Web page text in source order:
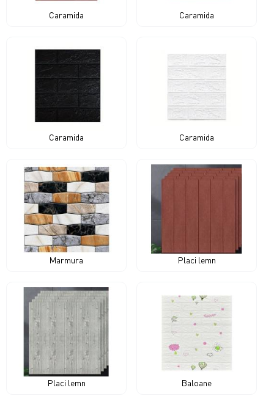
Caramida Caramida
Caramida Caramida
Marmura Placi lemn
Placi lemn Baloane